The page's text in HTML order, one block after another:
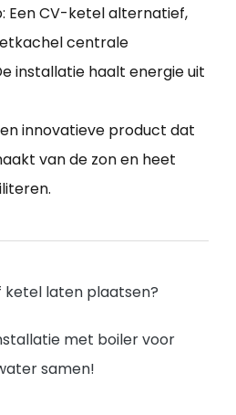
Een CV-ketel alternatief,
centrale
installatie haalt energie uit
innovatieve product dat
van de zon en heet
ketel laten plaatsen?
met boiler voor
samen!